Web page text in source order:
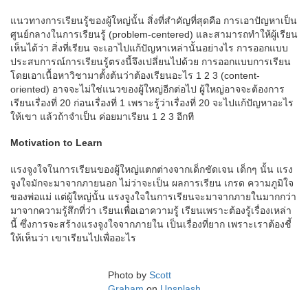
แนวทางการเรียนรู้ของผู้ใหญ่นั้น สิ่งที่สำคัญที่สุดคือ การเอาปัญหาเป็น
ศูนย์กลางในการเรียนรู้ (problem-centered) และสามารถทำให้ผู้เรียน
เห็นได้ว่า สิ่งที่เรียน จะเอาไปแก้ปัญหาเหล่านั้นอย่างไร การออกแบบ
ประสบการณ์การเรียนรู้ตรงนี้จึงเปลี่ยนไปด้วย การออกแบบการเรียน
โดยเอาเนื้อหาวิชามาตั้งต้นว่าต้องเรียนอะไร 1 2 3 (content-
oriented) อาจจะไม่ใช่แนวของผู้ใหญ่อีกต่อไป ผู้ใหญ่อาจจะต้องการ
เรียนเรื่องที่ 20 ก่อนเรื่องที่ 1 เพราะรู้ว่าเรื่องที่ 20 จะไปแก้ปัญหาอะไร
ให้เขา แล้วถ้าจำเป็น ค่อยมาเรียน 1 2 3 อีกที
Motivation to Learn
แรงจูงใจในการเรียนของผู้ใหญ่แตกต่างจากเด็กชัดเจน เด็กๆ นั้น แรง
จูงใจมักจะมาจากภายนอก ไม่ว่าจะเป็น ผลการเรียน เกรด ความภูมิใจ
ของพ่อแม่ แต่ผู้ใหญ่นั้น แรงจูงใจในการเรียนจะมาจากภายในมากกว่า
มาจากความรู้สึกที่ว่า เรียนเพื่อเอาความรู้ เรียนเพราะต้องรู้เรื่องเหล่า
นี้ ซึ่งการจะสร้างแรงจูงใจจากภายใน เป็นเรื่องที่ยาก เพราะเราต้องชี้
ให้เห็นว่า เขาเรียนไปเพื่ออะไร
Photo by Scott